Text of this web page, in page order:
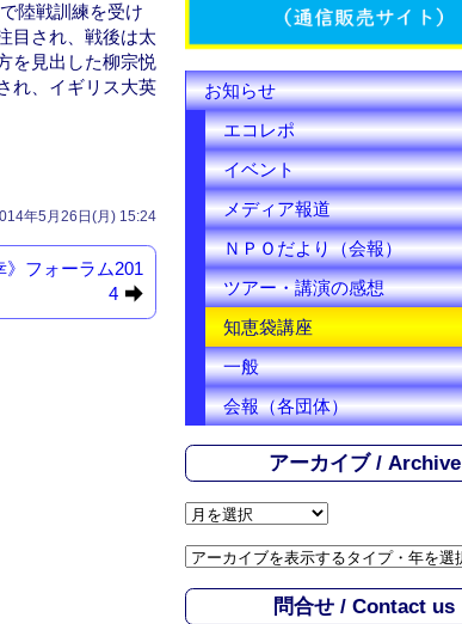
陸戦訓練を受け
目され、戦後は太
を見出した柳宗悦
れ、イギリス大英
年5月26日(月) 15:24
》フォーラム201
4
C
a
n
n
e
l
お知らせ
エコレポ
イベント
メディア報道
ＮＰＯだより（会報）
ツアー・講演の感想
知恵袋講座
一般
会報（各団体）
アーカイブ / Archive
ア
カ
イ
ブ
問合せ / Contact us